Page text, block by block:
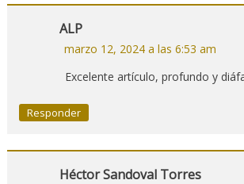
ALP
marzo 12, 2024 a las 6:53 am
Excelente artículo, profundo y
Responder
Héctor Sandoval Torres